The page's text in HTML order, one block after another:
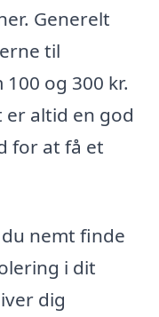
Generelt
til
og 300 kr.
er altid en god
for at få et
nemt finde
i dit
dig